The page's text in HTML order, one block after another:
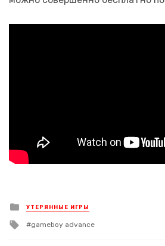
Posted
in
УТЕРЯННЫЕ ИГРЫ
Tagged
gameboy advance